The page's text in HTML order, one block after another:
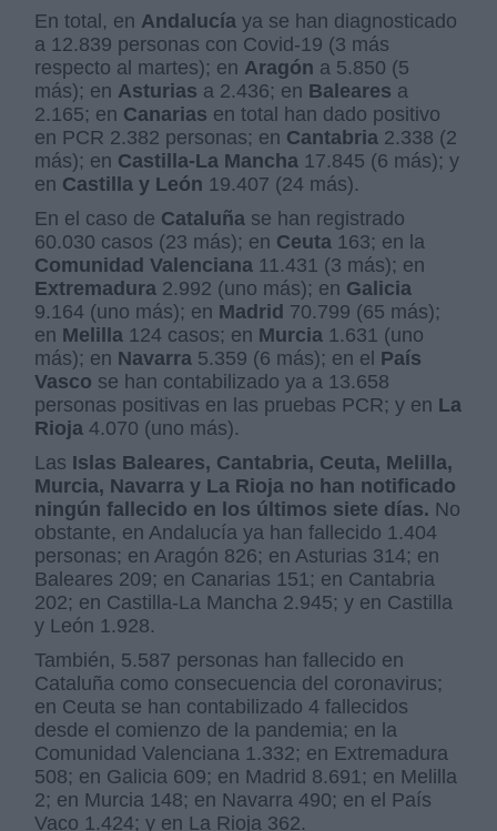
En total, en Andalucía ya se han diagnosticado
a 12.839 personas con Covid-19 (3 más
respecto al martes); en Aragón a 5.850 (5
más); en Asturias a 2.436; en Baleares a
2.165; en Canarias en total han dado positivo
en PCR 2.382 personas; en Cantabria 2.338 (2
más); en Castilla-La Mancha 17.845 (6 más); y
en Castilla y León 19.407 (24 más).
En el caso de Cataluña se han registrado
60.030 casos (23 más); en Ceuta 163; en la
Comunidad Valenciana 11.431 (3 más); en
Extremadura 2.992 (uno más); en Galicia
9.164 (uno más); en Madrid 70.799 (65 más);
en Melilla 124 casos; en Murcia 1.631 (uno
más); en Navarra 5.359 (6 más); en el País
Vasco se han contabilizado ya a 13.658
personas positivas en las pruebas PCR; y en La
Rioja 4.070 (uno más).
Las Islas Baleares, Cantabria, Ceuta, Melilla,
Murcia, Navarra y La Rioja no han notificado
ningún fallecido en los últimos siete días. No
obstante, en Andalucía ya han fallecido 1.404
personas; en Aragón 826; en Asturias 314; en
Baleares 209; en Canarias 151; en Cantabria
202; en Castilla-La Mancha 2.945; y en Castilla
y León 1.928.
También, 5.587 personas han fallecido en
Cataluña como consecuencia del coronavirus;
en Ceuta se han contabilizado 4 fallecidos
desde el comienzo de la pandemia; en la
Comunidad Valenciana 1.332; en Extremadura
508; en Galicia 609; en Madrid 8.691; en Melilla
2; en Murcia 148; en Navarra 490; en el País
Vaco 1.424; y en La Rioja 362.